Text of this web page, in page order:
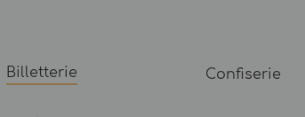
Billetterie Confiserie